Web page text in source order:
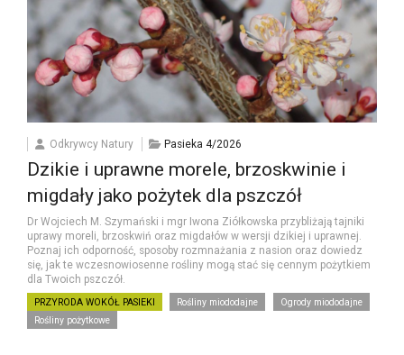
Odkrywcy Natury Pasieka 4/2026
Dzikie i uprawne morele, brzoskwinie i
migdały jako pożytek dla pszczół
Dr Wojciech M. Szymański i mgr Iwona Ziółkowska przybliżają tajniki
uprawy moreli, brzoskwiń oraz migdałów w wersji dzikiej i uprawnej.
Poznaj ich odporność, sposoby rozmnażania z nasion oraz dowiedz
się, jak te wczesnowiosenne rośliny mogą stać się cennym pożytkiem
dla Twoich pszczół.
PRZYRODA WOKÓŁ PASIEKI Rośliny miododajne
Ogrody miododajne
Rośliny pożytkowe